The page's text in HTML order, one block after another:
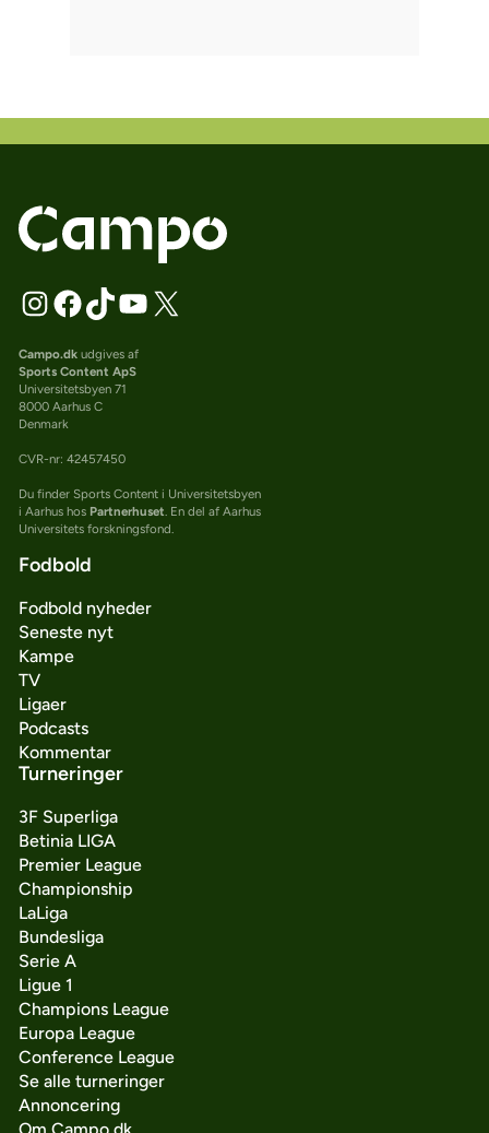
Campo.dkudgives af
Sports Content ApS
Universitetsbyen 71
8000 Aarhus C
Denmark
CVR-nr: 42457450
Du finder Sports Content i Universitetsbyen
i Aarhus hos Partnerhuset. En del af Aarhus
Universitets forskningsfond.
Fodbold
Fodbold nyheder
Seneste nyt
Kampe
TV
Ligaer
Podcasts
Kommentar
Turneringer
3F Superliga
Betinia LIGA
Premier League
Championship
LaLiga
Bundesliga
Serie A
Ligue 1
Champions League
Europa League
Conference League
Se alle turneringer
Annoncering